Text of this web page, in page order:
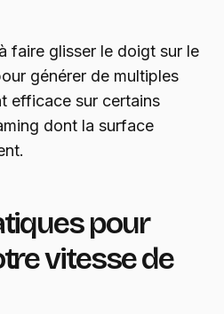
faire glisser le doigt sur le
générer de multiples
efficace sur certains
dont la surface
pour
vitesse de